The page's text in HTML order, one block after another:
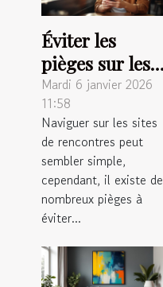
Éviter les
pièges sur les
sites de
rencontres :
conseils
pratiques
Mardi 6 janvier 2026
11:58
Naviguer sur les sites
de rencontres peut
sembler simple,
cependant, il existe de
nombreux pièges à
éviter...